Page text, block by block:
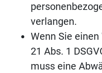
verlangen.
Wenn Sie
21 Abs. 1
muss eine